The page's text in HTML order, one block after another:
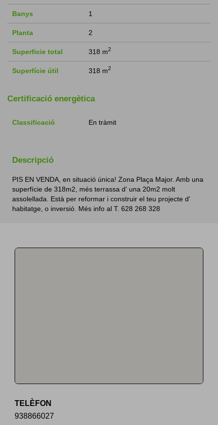
Banys 1
Planta 2
Superficie total 318 m2
Superfície útil 318 m2
Certificació energètica
Classificació En tràmit
Descripció
PIS EN VENDA, en situació única! Zona Plaça Major. Amb una
superfície de 318m2, més terrassa d' una 20m2 molt
assolellada. Està per reformar i construir el teu projecte d'
habitatge, o inversió. Més info al T. 628 268 328
TELÈFON
938866027